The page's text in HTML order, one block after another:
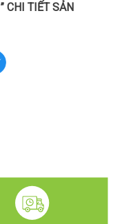
” CHI TIẾT SẢN